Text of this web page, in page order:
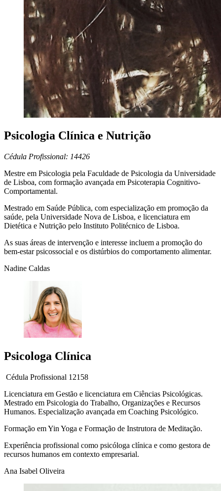
Psicologia Clínica e Nutrição
Cédula Profissional: 14426
Mestre em Psicologia pela Faculdade de Psicologia da Universidade
de Lisboa, com formação avançada em Psicoterapia Cognitivo-
Comportamental.
Mestrado em Saúde Pública, com especialização em promoção da
saúde, pela Universidade Nova de Lisboa, e licenciatura em
Dietética e Nutrição pelo Instituto Politécnico de Lisboa.
As suas áreas de intervenção e interesse incluem a promoção do
bem-estar psicossocial e os distúrbios do comportamento alimentar.
Nadine Caldas
Psicologa Clínica
Cédula Profissional 12158
Licenciatura em Gestão e licenciatura em Ciências Psicológicas.
Mestrado em Psicologia do Trabalho, Organizações e Recursos
Humanos. Especialização avançada em Coaching Psicológico.
Formação em Yin Yoga e Formação de Instrutora de Meditação.
Experiência profissional como psicóloga clínica e como gestora de
recursos humanos em contexto empresarial.
Ana Isabel Oliveira